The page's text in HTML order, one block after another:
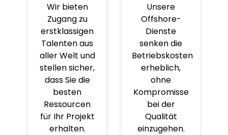
Wir bieten
Zugang zu
erstklassigen
Talenten aus
aller Welt und
stellen sicher,
dass Sie die
besten
Ressourcen
für Ihr Projekt
erhalten.
Unsere
Offshore-
Dienste
senken die
Betriebskosten
erheblich,
ohne
Kompromisse
bei der
Qualität
einzugehen.